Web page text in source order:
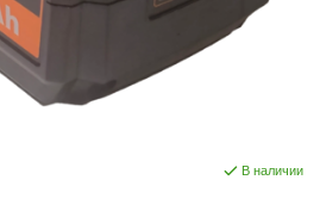
В наличии